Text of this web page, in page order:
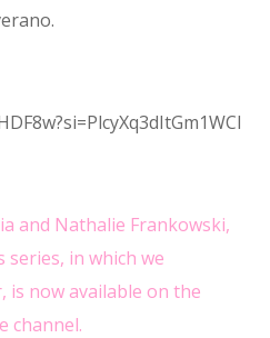
and Nathalie Frankowski,
in which we
is now available on the
channel.